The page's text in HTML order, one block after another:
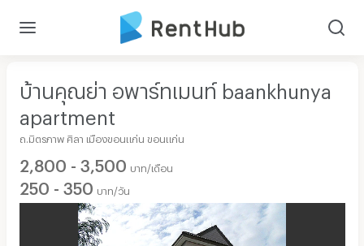
บ้านคุณย่า อพาร์ทเมนท์ baankhunya
apartment
ถ.มิตรภาพ ศิลา เมืองขอนแก่น ขอนแก่น
2,800 - 3,500 บาท/เดือน
250 - 350 บาท/วัน